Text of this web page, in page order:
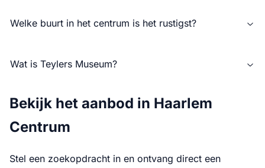
Welke buurt in het centrum is het rustigst?
Wat is Teylers Museum?
Bekijk het aanbod in Haarlem
Centrum
Stel een zoekopdracht in en ontvang direct een